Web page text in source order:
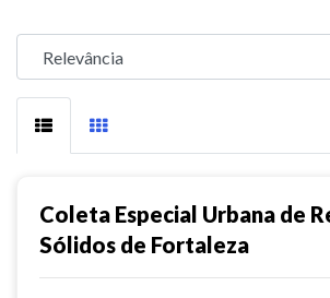
Coleta Especial Urbana de
Sólidos de Fortaleza